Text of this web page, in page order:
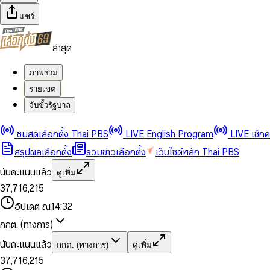
แชร์
ล่าสุด
ภาพรวม
รายเขต
จับขั้วรัฐบาล
ชมสดเลือกตั้ง Thai PBS LIVE English Program
LIVE เช็ก
สรุปผลเลือกตั้ง
รวมข่าวเลือกตั้ง
เว็บไซต์หลัก Thai PBS
นับคะแนนแล้ว
ดูเพิ่ม
0
1
2
3
4
5
6
8
9
2
3
4
5
6
7
8
9
,
0
2
4
6
7
8
9
0
1
2
3
4
5
6
7
8
1
3
5
6
7
8
9
,
1
2
4
5
7
8
9
0
1
3
4
6
7
8
0
2
3
4
5
7
8
อัปเดต ณ14:32
กกต. (ทางการ)
นับคะแนนแล้ว
กกต. (ทางการ) ดูเพิ่ม
0
1
2
3
0
1
2
4
5
6
7,
0
1
2
4
6
7
0
1
0
1
3
5
6,
1
2
0
1
0
2
3
4
5